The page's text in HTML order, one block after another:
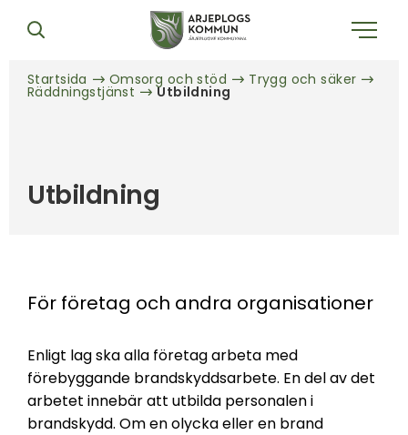
Startsida Omsorg och stöd Trygg och säker
Räddningstjänst Utbildning
Utbildning
För företag och andra organisationer
Enligt lag ska alla företag arbeta med
förebyggande brandskyddsarbete. En del av det
arbetet innebär att utbilda personalen i
brandskydd. Om en olycka eller en brand